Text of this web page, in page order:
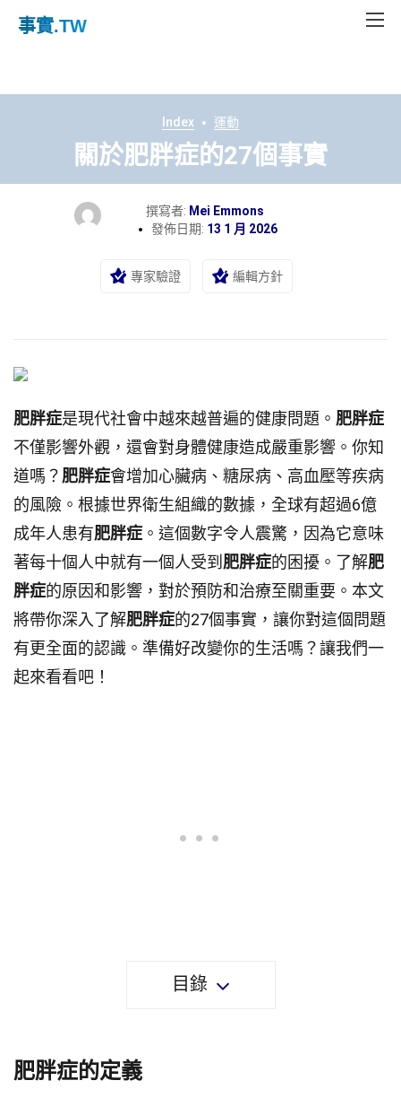
事實.TW
Index 運動
關於肥胖症的27個事實
撰寫者: Mei Emmons
發佈日期: 13 1 月 2026
專家驗證 編輯方針
肥胖症是現代社會中越來越普遍的健康問題。 肥胖症
不僅影響外觀，還會對身體健康造成嚴重影響。你知
道嗎？ 肥胖症會增加心臟病、糖尿病、高血壓等疾病
的風險。根據世界衛生組織的數據，全球有超過6億
成年人患有肥胖症 。這個數字令人震驚，因為它意味
著每十個人中就有一個人受到 肥胖症的困擾。了解肥
胖症的原因和影響，對於預防和治療至關重要。本文
將帶你深入了解肥胖症的27個事實，讓你對這個問題
有更全面的認識。準備好改變你的生活嗎？讓我們一
起來看看吧！
目錄
肥胖症的定義